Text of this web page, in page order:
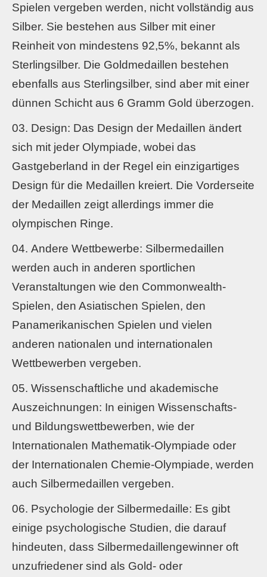
Spielen vergeben werden, nicht vollständig aus
Silber. Sie bestehen aus Silber mit einer
Reinheit von mindestens 92,5%, bekannt als
Sterlingsilber. Die Goldmedaillen bestehen
ebenfalls aus Sterlingsilber, sind aber mit einer
dünnen Schicht aus 6 Gramm Gold überzogen.
Design: Das Design der Medaillen ändert
sich mit jeder Olympiade, wobei das
Gastgeberland in der Regel ein einzigartiges
Design für die Medaillen kreiert. Die Vorderseite
der Medaillen zeigt allerdings immer die
olympischen Ringe.
Andere Wettbewerbe: Silbermedaillen
werden auch in anderen sportlichen
Veranstaltungen wie den Commonwealth-
Spielen, den Asiatischen Spielen, den
Panamerikanischen Spielen und vielen
anderen nationalen und internationalen
Wettbewerben vergeben.
Wissenschaftliche und akademische
Auszeichnungen: In einigen Wissenschafts-
und Bildungswettbewerben, wie der
Internationalen Mathematik-Olympiade oder
der Internationalen Chemie-Olympiade, werden
auch Silbermedaillen vergeben.
Psychologie der Silbermedaille: Es gibt
einige psychologische Studien, die darauf
hindeuten, dass Silbermedaillengewinner oft
unzufriedener sind als Gold- oder